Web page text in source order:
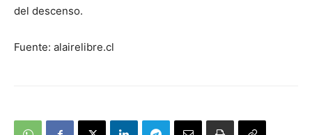
del descenso.
Fuente: alairelibre.cl